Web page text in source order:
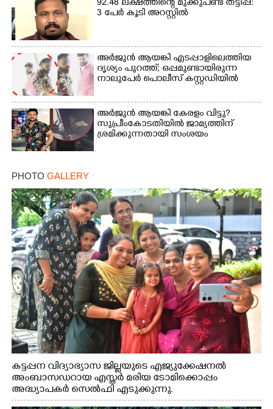
92.48 ലക്ഷത്തിന്റെ മുക്കുപണ്ട തട്ടിപ്പ്:
3 പേർ കൂടി അറസ്റ്റിൽ
അർജുൻ ആയങ്കി എടപ്പാളിലെത്തിയ
ദൃശ്യം പുറത്ത്; ഒപ്പമുണ്ടായിരുന്ന
നാലുപേർ പൊലീസ് കസ്റ്റഡിയിൽ
അർജുൻ ആയങ്കി കേരളം വിട്ടു?
സുപ്രീംകോടതിയിൽ ജാമ്യത്തിന്
ശ്രമിക്കുന്നതായി സംശയം
PHOTO GALLERY
കട്ടപ്പന വിദ്യാഭ്യാസ ജില്ലയുടെ എജ്യുക്കേഷനൽ
അംബാസഡറായ എസ്തർ മരിയ ടോമിക്കൊപ്പം
അദ്ധ്യാപകർ സെൽഫി എടുക്കുന്നു.